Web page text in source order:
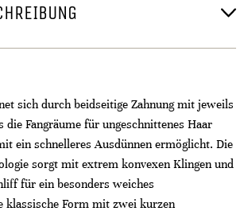
sich durch beidseitige Zahnung mit jeweils
die Fangräume für ungeschnittenes Haar
ein schnelleres Ausdünnen ermöglicht. Die
sorgt mit extrem konvexen Klingen und
für ein besonders weiches
klassische Form mit zwei kurzen